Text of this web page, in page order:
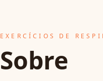
EXERCÍCIOS DE
Sobre